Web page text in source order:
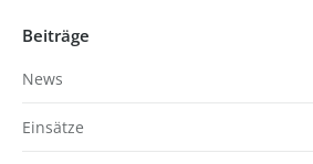
Beiträge
News
Einsätze